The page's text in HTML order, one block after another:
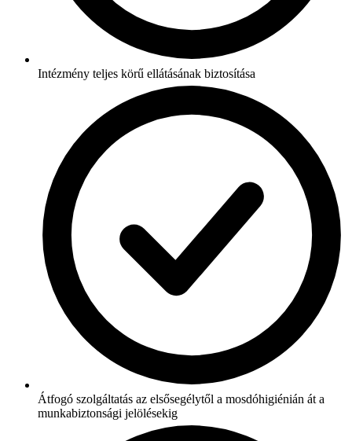
Intézmény teljes körű ellátásának biztosítása
Átfogó szolgáltatás az elsősegélytől a mosdóhigiénián át a
munkabiztonsági jelölésekig